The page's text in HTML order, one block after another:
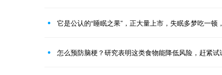
它是公认的“睡眠之果”，正大量上市，失眠多梦吃一顿
怎么预防脑梗？研究表明这类食物能降低风险，赶紧试